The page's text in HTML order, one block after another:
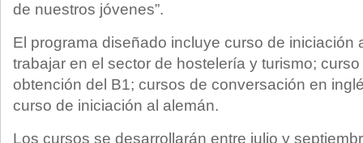
de nuestros jóvenes”.
El programa diseñado incluye curso de iniciación
trabajar en el sector de hostelería y turismo;
obtención del B1; cursos de conversación en
curso de iniciación al alemán.
Los cursos se desarrollarán entre julio y